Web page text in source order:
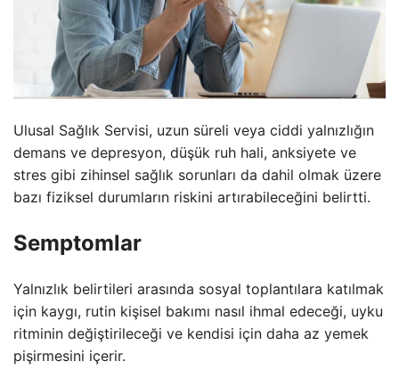
Ulusal Sağlık Servisi, uzun süreli veya ciddi yalnızlığın
demans ve depresyon, düşük ruh hali, anksiyete ve
stres gibi zihinsel sağlık sorunları da dahil olmak üzere
bazı fiziksel durumların riskini artırabileceğini belirtti.
Semptomlar
Yalnızlık belirtileri arasında sosyal toplantılara katılmak
için kaygı, rutin kişisel bakımı nasıl ihmal edeceği, uyku
ritminin değiştirileceği ve kendisi için daha az yemek
pişirmesini içerir.